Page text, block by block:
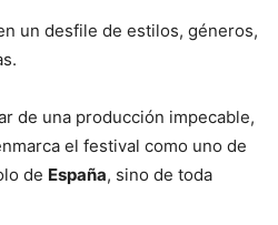
un desfile de estilos, géneros,
de una producción impecable,
el festival como uno de
de España, sino de toda